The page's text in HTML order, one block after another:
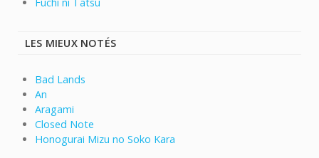
LES MIEUX NOTÉS
Bad Lands
An
Aragami
Closed Note
Honogurai Mizu no Soko Kara